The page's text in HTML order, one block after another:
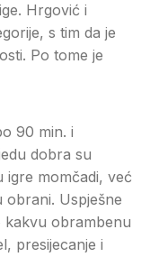
Hrgović i
s tim da je
Po tome je
90 min. i
dobra su
igre momčadi, već
obrani. Uspješne
kakvu obrambenu
presijecanje i